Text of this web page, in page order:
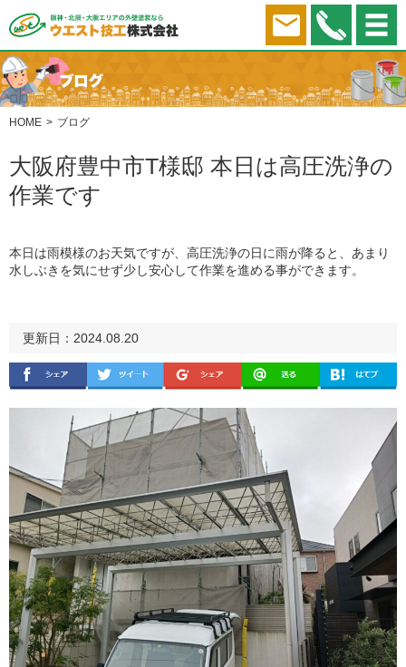
HOME ブログ
大阪府豊中市T様邸 本日は高圧洗浄の
作業です
本日は雨模様のお天気ですが、高圧洗浄の日に雨が降ると、あまり
水しぶきを気にせず少し安心して作業を進める事ができます。
更新日：2024.08.20